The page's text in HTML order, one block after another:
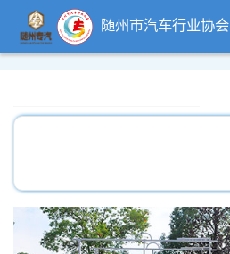
随州市汽车行业协会
精品中心
企业风采